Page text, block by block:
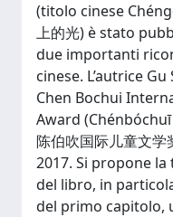
(titolo cinese
上的光) è stato
due importanti
cinese. L’autrice
Chen Bochui
Award
陈伯吹国际儿童文
2017. Si propone
del libro, in
del primo capitolo,